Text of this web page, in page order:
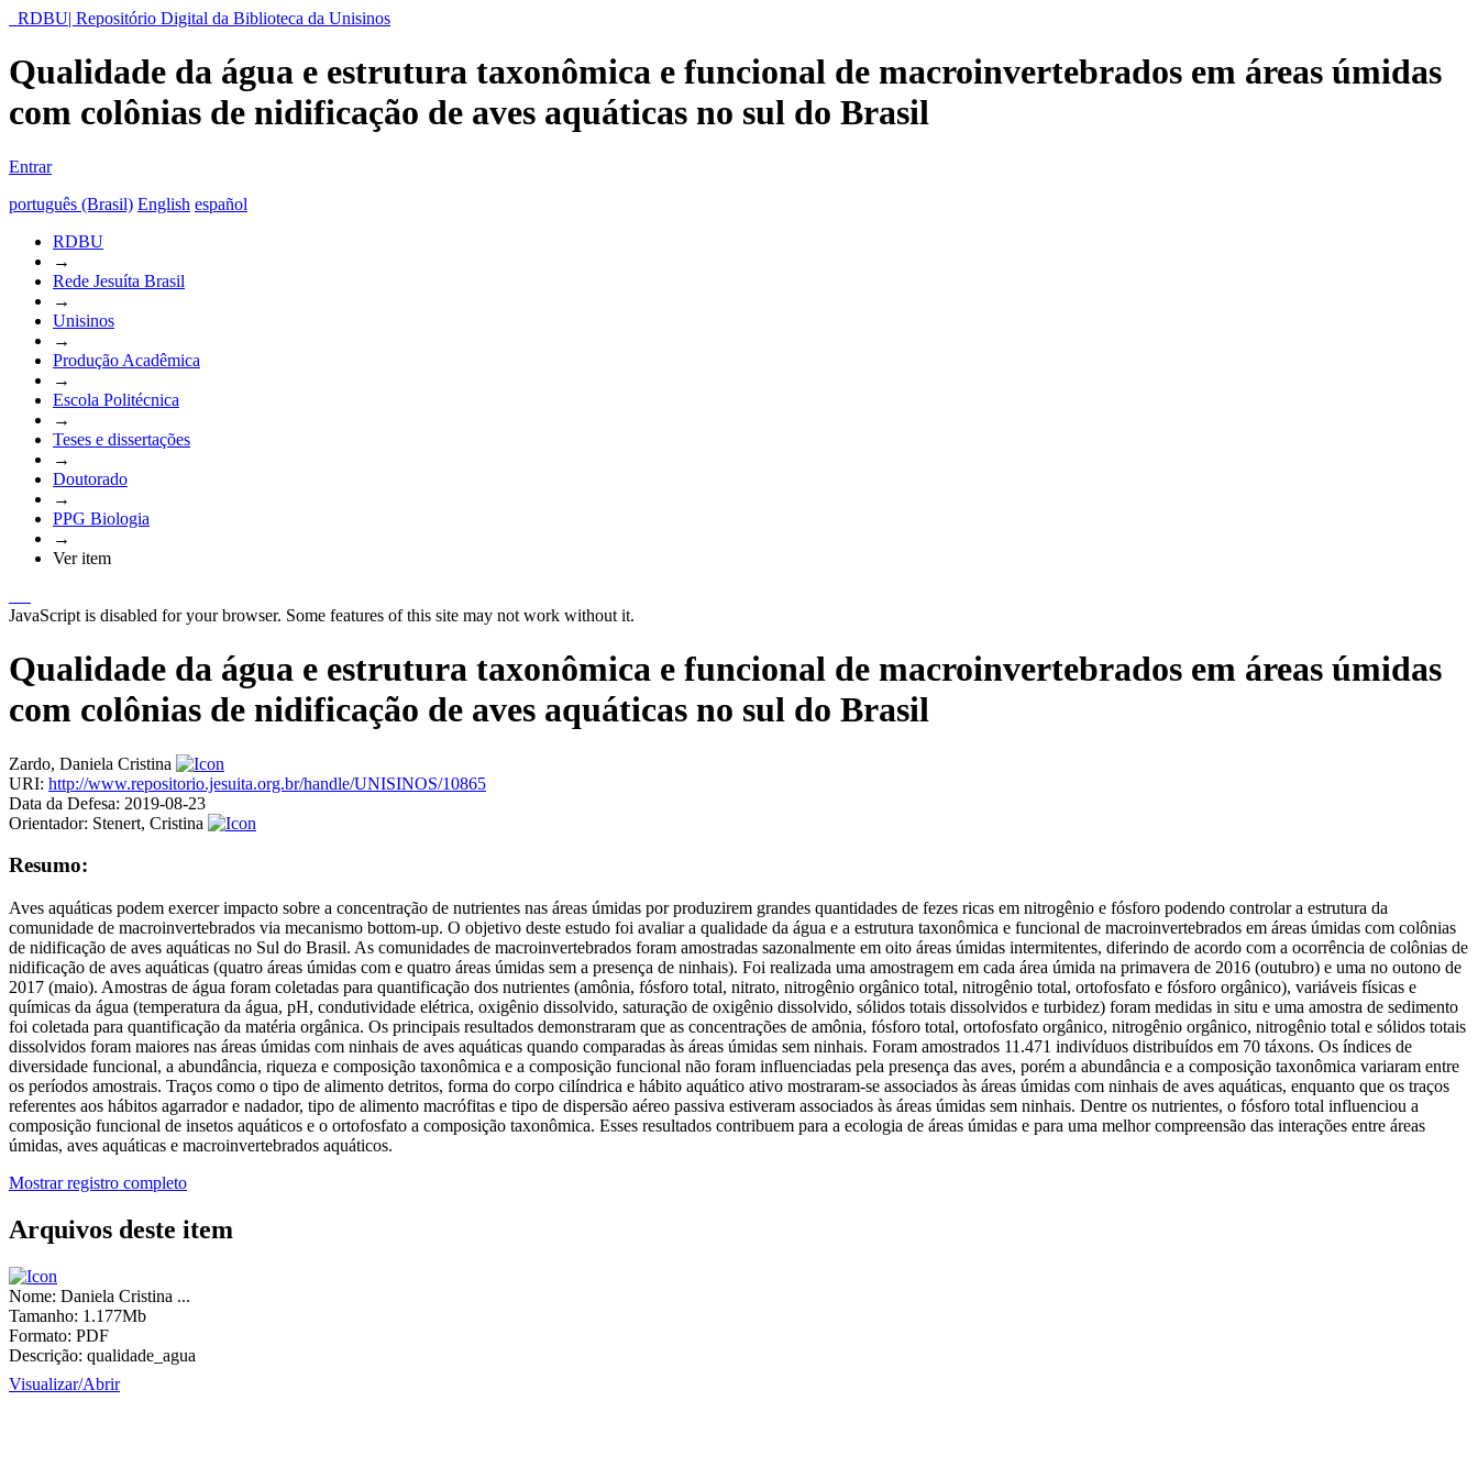
RDBU| Repositório Digital da Biblioteca da Unisinos
Qualidade da água e estrutura taxonômica e funcional de macroinvertebrados em áreas úmidas
com colônias de nidificação de aves aquáticas no sul do Brasil
Entrar
português (Brasil) English español
RDBU
→
Rede Jesuíta Brasil
→
Unisinos
→
Produção Acadêmica
→
Escola Politécnica
→
Teses e dissertações
→
Doutorado
→
PPG Biologia
→
Ver item
JavaScript is disabled for your browser. Some features of this site may not work without it.
Qualidade da água e estrutura taxonômica e funcional de macroinvertebrados em áreas úmidas
com colônias de nidificação de aves aquáticas no sul do Brasil
Zardo, Daniela Cristina
URI: http://www.repositorio.jesuita.org.br/handle/UNISINOS/10865
Data da Defesa: 2019-08-23
Orientador: Stenert, Cristina
Resumo:
Aves aquáticas podem exercer impacto sobre a concentração de nutrientes nas áreas úmidas por produzirem grandes quantidades de fezes ricas em nitrogênio e fósforo podendo controlar a estrutura da
comunidade de macroinvertebrados via mecanismo bottom-up. O objetivo deste estudo foi avaliar a qualidade da água e a estrutura taxonômica e funcional de macroinvertebrados em áreas úmidas com colônias
de nidificação de aves aquáticas no Sul do Brasil. As comunidades de macroinvertebrados foram amostradas sazonalmente em oito áreas úmidas intermitentes, diferindo de acordo com a ocorrência de colônias de
nidificação de aves aquáticas (quatro áreas úmidas com e quatro áreas úmidas sem a presença de ninhais). Foi realizada uma amostragem em cada área úmida na primavera de 2016 (outubro) e uma no outono de
2017 (maio). Amostras de água foram coletadas para quantificação dos nutrientes (amônia, fósforo total, nitrato, nitrogênio orgânico total, nitrogênio total, ortofosfato e fósforo orgânico), variáveis físicas e
químicas da água (temperatura da água, pH, condutividade elétrica, oxigênio dissolvido, saturação de oxigênio dissolvido, sólidos totais dissolvidos e turbidez) foram medidas in situ e uma amostra de sedimento
foi coletada para quantificação da matéria orgânica. Os principais resultados demonstraram que as concentrações de amônia, fósforo total, ortofosfato orgânico, nitrogênio orgânico, nitrogênio total e sólidos totais
dissolvidos foram maiores nas áreas úmidas com ninhais de aves aquáticas quando comparadas às áreas úmidas sem ninhais. Foram amostrados 11.471 indivíduos distribuídos em 70 táxons. Os índices de
diversidade funcional, a abundância, riqueza e composição taxonômica e a composição funcional não foram influenciadas pela presença das aves, porém a abundância e a composição taxonômica variaram entre
os períodos amostrais. Traços como o tipo de alimento detritos, forma do corpo cilíndrica e hábito aquático ativo mostraram-se associados às áreas úmidas com ninhais de aves aquáticas, enquanto que os traços
referentes aos hábitos agarrador e nadador, tipo de alimento macrófitas e tipo de dispersão aéreo passiva estiveram associados às áreas úmidas sem ninhais. Dentre os nutrientes, o fósforo total influenciou a
composição funcional de insetos aquáticos e o ortofosfato a composição taxonômica. Esses resultados contribuem para a ecologia de áreas úmidas e para uma melhor compreensão das interações entre áreas
úmidas, aves aquáticas e macroinvertebrados aquáticos.
Mostrar registro completo
Arquivos deste item
Nome: Daniela Cristina ...
Tamanho: 1.177Mb
Formato: PDF
Descrição: qualidade_agua
Visualizar/Abrir